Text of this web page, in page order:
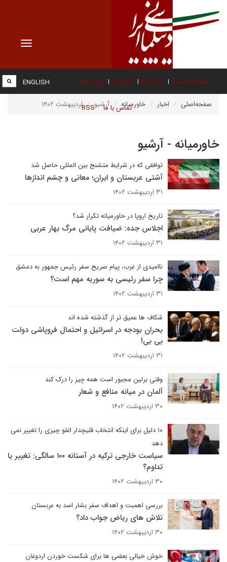
Toggle
صفحه نخست درباره ما عضویت پیوند ها
تماس با ما RSS
ENGLISH
صفحه‌اصلی اخبار خاورمیانه آرشیو اردیبهشت ۱۴۰۲
خاورمیانه - آرشیو
توافقی که در شرایط متشنج بین المللی حاصل شد
آشتی عربستان و ایران؛ معانی و چشم اندازها
۳۱ اردیبهشت ۱۴۰۲
تاریخ اروپا در خاورمیانه تکرار شد؟
اجلاس جده: ضیافت پایانی مرگ بهار عربی
۳۱ اردیبهشت ۱۴۰۲
ناامیدی از غرب، پیام صریح سفر رئیس جمهور به دمشق
چرا سفر رئیسی به سوریه مهم است؟
۳۱ اردیبهشت ۱۴۰۲
شکاف ها عمیق تر از گذشته شده اند
بحران بودجه در اسرائیل و احتمال فروپاشی دولت
بی بی!
۳۱ اردیبهشت ۱۴۰۲
وقتی برلین مجبور است همه چیز را درک کند
آلمان در میانه منافع و شعار
۳۰ اردیبهشت ۱۴۰۲
۱۰ دلیل برای اینکه انتخاب قلیچدار اغلو چیزی را تغییر نمی
دهد
سیاست خارجی ترکیه در آستانه ۱۰۰ سالگی: تغییر یا
تداوم؟
۳۰ اردیبهشت ۱۴۰۲
بررسی اهمبت و اهداف سفر بشار اسد به عربستان
تلاش های ریاض جواب داد؟
۳۰ اردیبهشت ۱۴۰۲
خوش خیالی بعضی ها برای شکست خوردن اردوغان